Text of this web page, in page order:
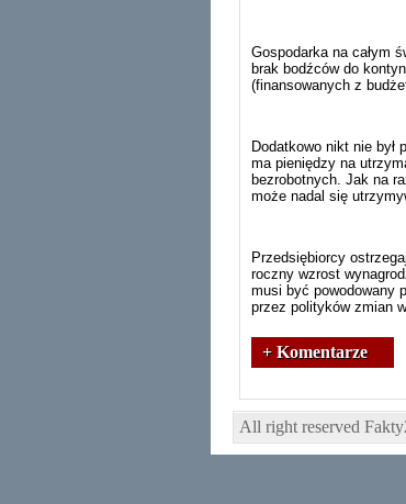
Gospodarka na całym
brak bodźców do
(finansowanych z
Dodatkowo nikt nie
ma pieniędzy na
bezrobotnych. Jak na
może nadal się
Przedsiębiorcy
roczny wzrost
musi być powodowany
przez polityków zmian
+ Komentarze
All right reserved